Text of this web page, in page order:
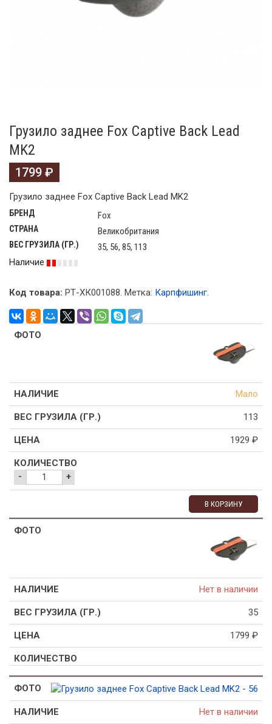
Грузило заднее Fox Captive Back Lead
MK2
1799 ₽
Грузило заднее Fox Captive Back Lead MK2
БРЕНД Fox
СТРАНА Великобритания
ВЕС ГРУЗИЛА (ГР.)
35, 56, 85, 113
Наличие
Код товара: РТ-ХК001088. Метка: Карпфишинг.
Мало
113
1929 ₽
- +
В КОРЗИНУ
Нет в наличии
35
1799 ₽
Нет в наличии